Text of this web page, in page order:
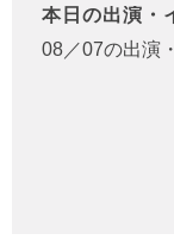
本日の出演・
08／07の出演